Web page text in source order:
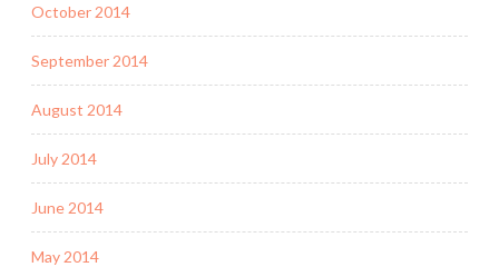
October 2014
September 2014
August 2014
July 2014
June 2014
May 2014